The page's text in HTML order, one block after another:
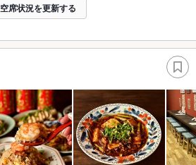
空席状況を更新する